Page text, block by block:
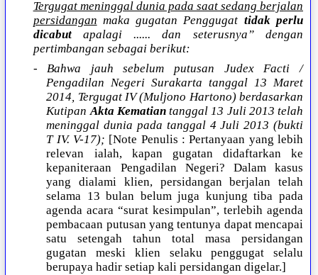
Tergugat meninggal dunia pada saat sedang berjalan
persidangan maka gugatan Penggugat tidak perlu
dicabutapalagi ...... dan seterusnya” dengan
pertimbangan sebagai berikut:
- Bahwa jauh sebelum putusan Judex Facti /
Pengadilan Negeri Surakarta tanggal 13 Maret
2014, Tergugat IV (Muljono Hartono) berdasarkan
KutipanAkta Kematiantanggal 13 Juli 2013 telah
meninggal dunia pada tanggal 4 Juli 2013 (bukti
T IV. V-17); [Note Penulis : Pertanyaan yang lebih
relevan ialah, kapan gugatan didaftarkan ke
kepaniteraan Pengadilan Negeri? Dalam kasus
yang dialami klien, persidangan berjalan telah
selama 13 bulan belum juga kunjung tiba pada
agenda acara “surat kesimpulan”, terlebih agenda
pembacaan putusan yang tentunya dapat mencapai
satu setengah tahun total masa persidangan
gugatan meski klien selaku penggugat selalu
berupaya hadir setiap kali persidangan digelar.]